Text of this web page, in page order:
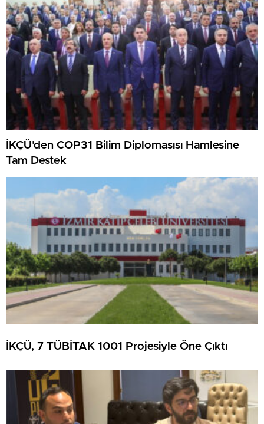
İKÇÜ’den COP31 Bilim Diplomasısı Hamlesine
Tam Destek
İKÇÜ, 7 TÜBİTAK 1001 Projesiyle Öne Çıktı